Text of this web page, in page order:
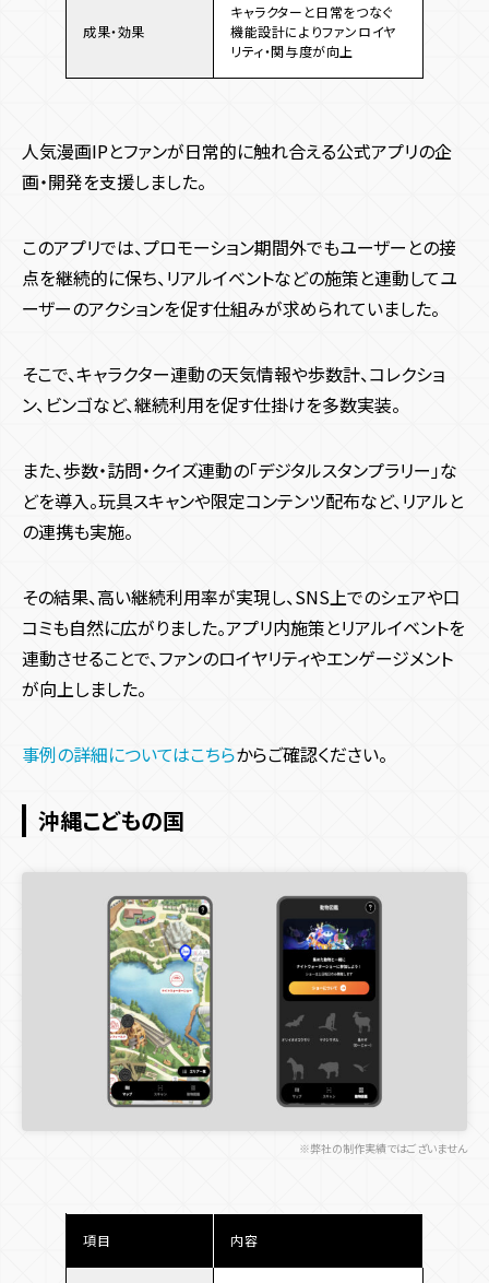
成果・効果
キャラクターと日常をつなぐ
機能設計によりファンロイヤ
リティ・関与度が向上
人気漫画IPとファンが日常的に触れ合える公式アプリの企
画・開発を支援しました。
このアプリでは、プロモーション期間外でもユーザーとの接
点を継続的に保ち、リアルイベントなどの施策と連動してユ
ーザーのアクションを促す仕組みが求められていました。
そこで、キャラクター連動の天気情報や歩数計、コレクショ
ン、ビンゴなど、継続利用を促す仕掛けを多数実装。
また、歩数・訪問・クイズ連動の「デジタルスタンプラリー」な
どを導入。玩具スキャンや限定コンテンツ配布など、リアルと
の連携も実施。
その結果、高い継続利用率が実現し、SNS上でのシェアや口
コミも自然に広がりました。アプリ内施策とリアルイベントを
連動させることで、ファンのロイヤリティやエンゲージメント
が向上しました。
事例の詳細についてはこちらからご確認ください。
沖縄こどもの国
※弊社の制作実績ではございません
項目 内容